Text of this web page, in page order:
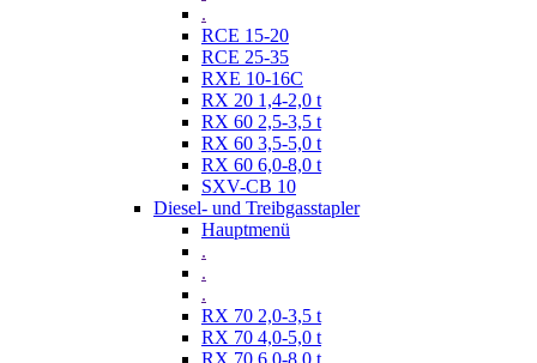
.
RCE 15-20
RCE 25-35
RXE 10-16C
RX 20 1,4-2,0 t
RX 60 2,5-3,5 t
RX 60 3,5-5,0 t
RX 60 6,0-8,0 t
SXV-CB 10
Diesel- und Treibgasstapler
Hauptmenü
.
.
.
RX 70 2,0-3,5 t
RX 70 4,0-5,0 t
RX 70 6,0-8,0 t